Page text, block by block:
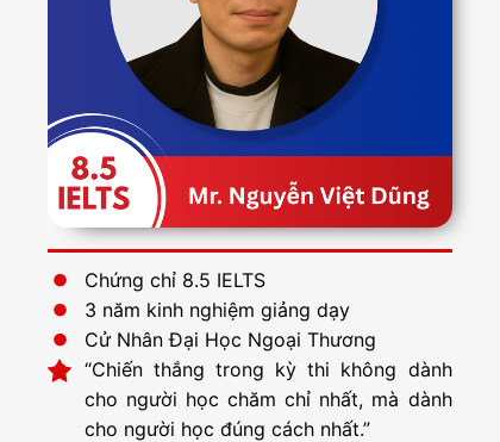
Chứng chỉ 8.5 IELTS
3 năm kinh nghiệm giảng dạy
Cử Nhân Đại Học Ngoại Thương
“Chiến thắng trong kỳ thi không dành
cho người học chăm chỉ nhất, mà dành
cho người học đúng cách nhất.”